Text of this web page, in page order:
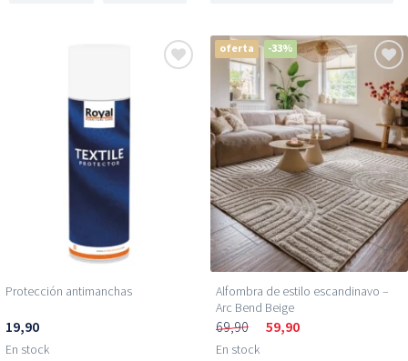
Protección antimanchas
19,90
En stock
oferta -33%
Alfombra de estilo escandinavo –
Arc Bend Beige
69,90 59,90
En stock